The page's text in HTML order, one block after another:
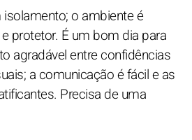
o ambiente é
protetor. É um bom dia para
agradável entre confidências
a comunicação é fácil e as
Precisa de uma